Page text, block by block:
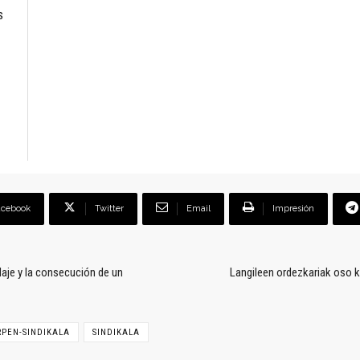
Twitter Email Impresión
y la consecución de un Langileen ordezkariak oso
SINDIKALA SINDIKALA